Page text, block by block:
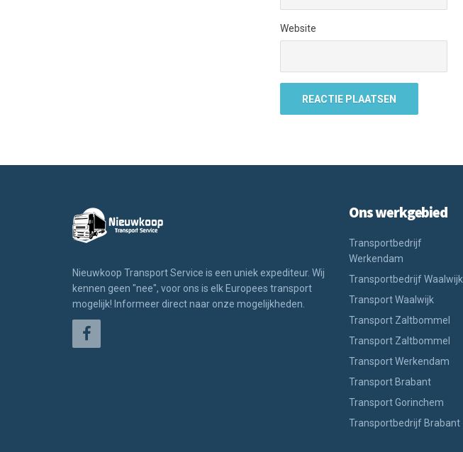
Website
Nieuwkoop Transport Service is een uniek expediteur. Wij
kennen geen "nee", voor ons is elk Europees transport
mogelijk! Informeer direct naar onze mogelijkheden.
Ons werkgebied
Transportbedrijf
Werkendam
Transportbedrijf Waalwijk
Transport Waalwijk
Transport Zaltbommel
Transport Zaltbommel
Transport Werkendam
Transport Brabant
Transport Gorinchem
Transportbedrijf Brabant